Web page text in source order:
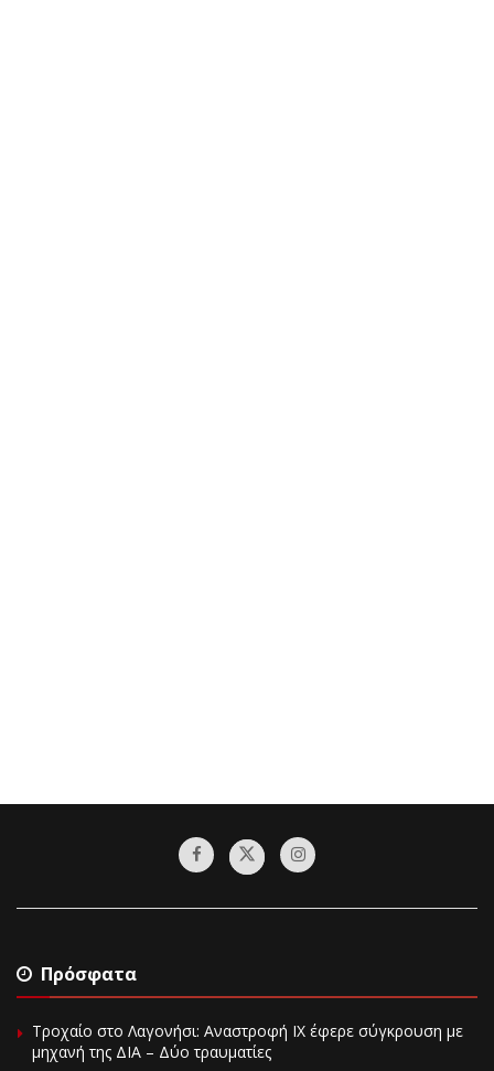
Πρόσφατα
Τροχαίο στο Λαγονήσι: Αναστροφή ΙΧ έφερε σύγκρουση με
μηχανή της ΔΙΑ – Δύο τραυματίες